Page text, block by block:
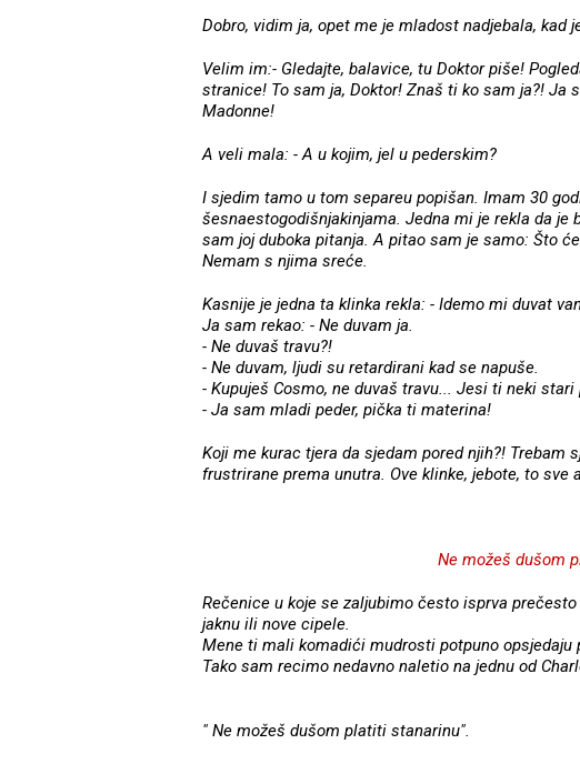
Dobro, vidim ja, opet me je mladost nadjebala, kad
Velim im:- Gledajte, balavice, tu Doktor piše!
stranice! To sam ja, Doktor! Znaš ti ko sam ja?! Ja
Madonne!
A veli mala: - A u kojim, jel u pederskim?
I sjedim tamo u tom separeu popišan. Imam 30
šesnaestogodišnjakinjama. Jedna mi je rekla da je
sam joj duboka pitanja. A pitao sam je samo: Što
Nemam s njima sreće.
Kasnije je jedna ta klinka rekla: - Idemo mi duvat
Ja sam rekao: - Ne duvam ja.
- Ne duvaš travu?!
- Ne duvam, ljudi su retardirani kad se napuše.
- Kupuješ Cosmo, ne duvaš travu... Jesi ti neki stari
- Ja sam mladi peder, pička ti materina!
Koji me kurac tjera da sjedam pored njih?! Trebam
frustrirane prema unutra. Ove klinke, jebote, to sve
Ne možeš dušom
Rečenice u koje se zaljubimo često isprva
jaknu ili nove cipele.
Mene ti mali komadići mudrosti potpuno opsjedaju
Tako sam recimo nedavno naletio na jednu od
" Ne možeš dušom platiti stanarinu".